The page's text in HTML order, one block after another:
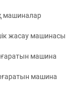
машиналар
жасау машинасы
машина
машина